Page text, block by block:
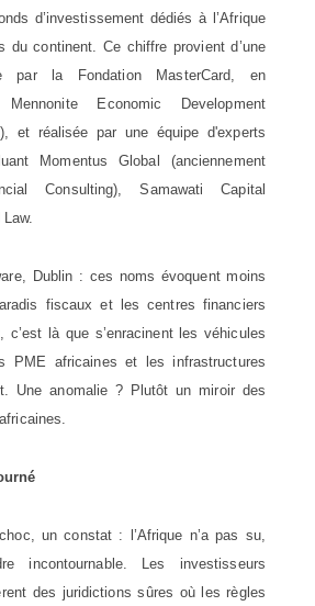
d’investissement dédiés à l’Afrique
du continent. Ce chiffre provient d’une
par la Fondation MasterCard, en
Economic Development
et réalisée par une équipe d'experts
Momentus Global (anciennement
Consulting), Samawati Capital
Dublin : ces noms évoquent moins
fiscaux et les centres financiers
c’est là que s’enracinent les véhicules
PME africaines et les infrastructures
Une anomalie ? Plutôt un miroir des
un constat : l’Afrique n’a pas su,
incontournable. Les investisseurs
des juridictions sûres où les règles